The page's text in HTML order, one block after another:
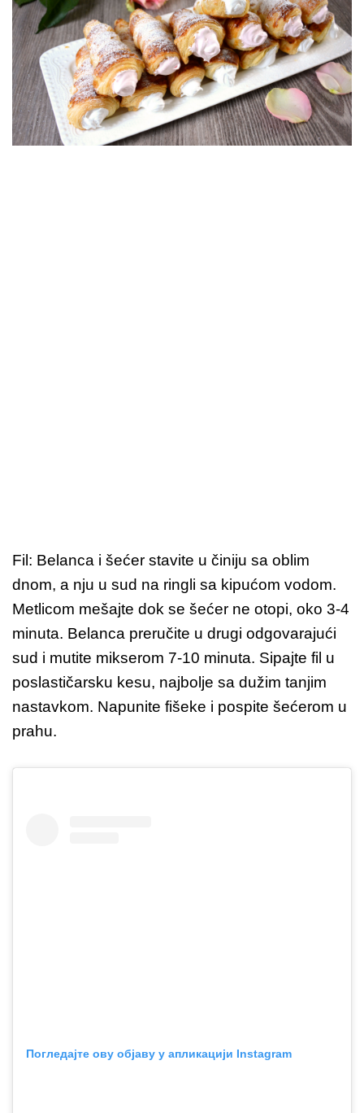
Fil: Belanca i šećer stavite u činiju sa oblim
dnom, a nju u sud na ringli sa kipućom vodom.
Metlicom mešajte dok se šećer ne otopi, oko 3-4
minuta. Belanca preručite u drugi odgovarajući
sud i mutite mikserom 7-10 minuta. Sipajte fil u
poslastičarsku kesu, najbolje sa dužim tanjim
nastavkom. Napunite fišeke i pospite šećerom u
prahu.
Погледајте ову објаву у апликацији Instagram